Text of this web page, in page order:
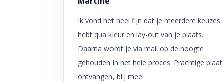
Ik vond het heel fijn dat je meerdere keuzes
hebt qua kleur en lay-out van je plaats.
Daarna wordt je via mail op de hoogte
gehouden in het hele proces. Prachtige plaat
ontvangen, blij mee!